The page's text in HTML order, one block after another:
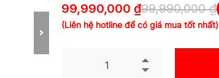
99,990,000 ₫99,990,000 ₫
(Liên hệ hotline để có giá mua tốt nhất)